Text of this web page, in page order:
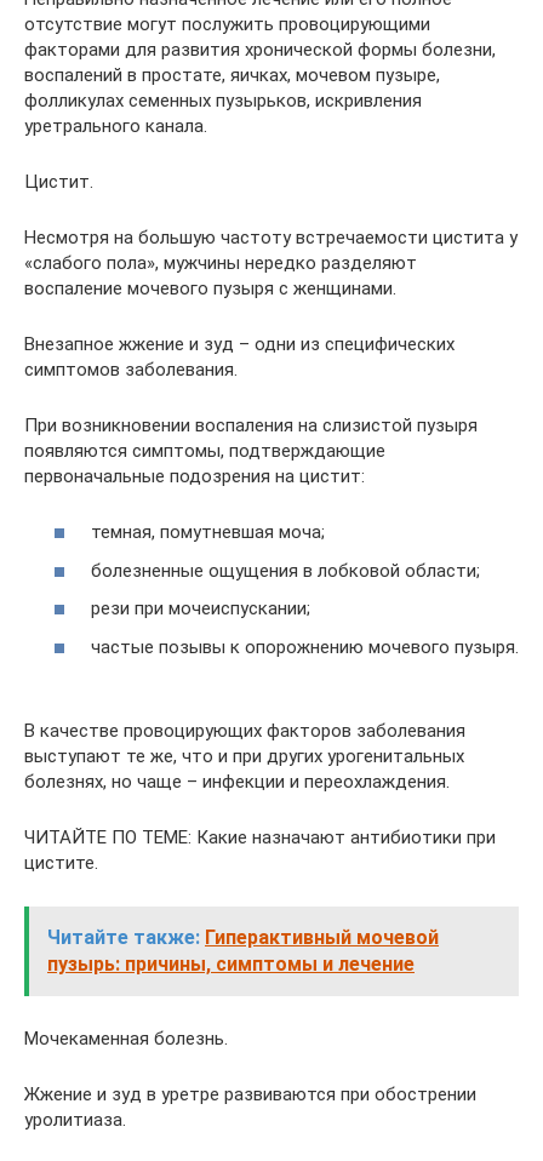
отсутствие могут послужить провоцирующими
факторами для развития хронической формы болезни,
воспалений в простате, яичках, мочевом пузыре,
фолликулах семенных пузырьков, искривления
уретрального канала.
Цистит.
Несмотря на большую частоту встречаемости цистита у
«слабого пола», мужчины нередко разделяют
воспаление мочевого пузыря с женщинами.
Внезапное жжение и зуд – одни из специфических
симптомов заболевания.
При возникновении воспаления на слизистой пузыря
появляются симптомы, подтверждающие
первоначальные подозрения на цистит:
темная, помутневшая моча;
болезненные ощущения в лобковой области;
рези при мочеиспускании;
частые позывы к опорожнению мочевого пузыря.
В качестве провоцирующих факторов заболевания
выступают те же, что и при других урогенитальных
болезнях, но чаще – инфекции и переохлаждения.
ЧИТАЙТЕ ПО ТЕМЕ: Какие назначают антибиотики при
цистите.
Читайте также: Гиперактивный мочевой
пузырь: причины, симптомы и лечение
Мочекаменная болезнь.
Жжение и зуд в уретре развиваются при обострении
уролитиаза.